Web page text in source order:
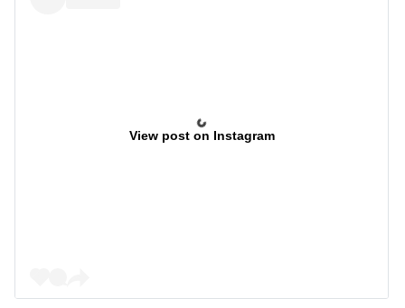
View post on Instagram